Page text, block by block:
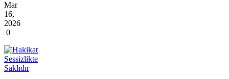
Mar
16,
2026
0